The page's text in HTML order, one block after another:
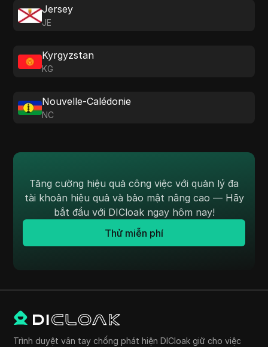
Jersey
JE
Kyrgyzstan
KG
Nouvelle-Calédonie
NC
Tăng cường hiệu quả công việc với quản lý đa
tài khoản hiệu quả và bảo mật nâng cao — Hãy
bắt đầu với DICloak ngay hôm nay!
Thử miễn phí
Trình duyệt vân tay chống phát hiện DICloak giữ cho việc